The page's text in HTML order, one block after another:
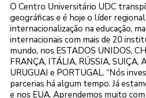
O Centro Universitário UDC
geográficas e é hoje o líder
internacionalização na educação,
internacionais com mais de 20
mundo, nos ESTADOS UNIDOS,
FRANÇA, ITÁLIA, RÚSSIA, SUIÇA,
URUGUAI e PORTUGAL. “Nós
parcerias há algum tempo. Já
e nos EUA. Aprendemos muito